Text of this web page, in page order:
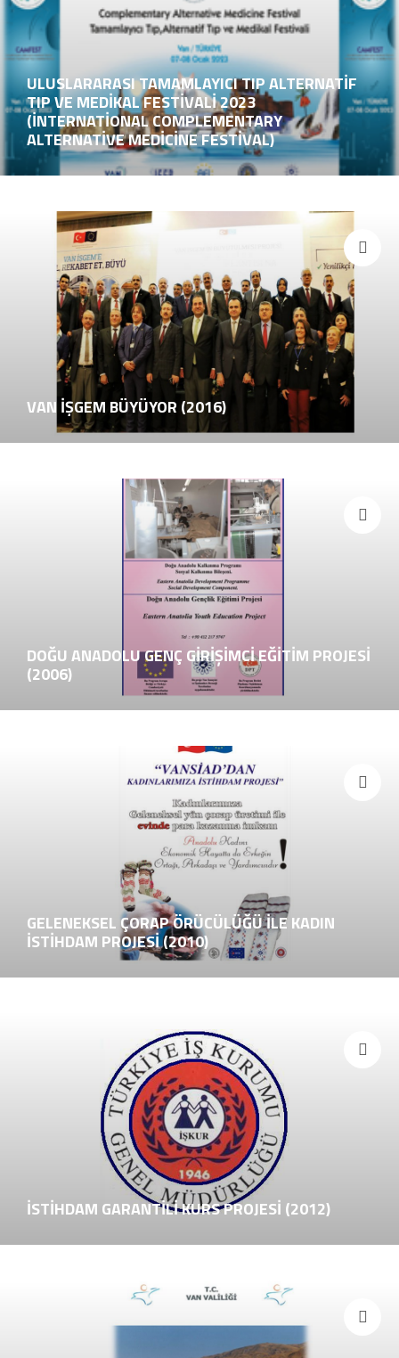
ULUSLARARASI TAMAMLAYICI TIP ALTERNATİF
TIP VE MEDİKAL FESTİVALİ 2023
(İNTERNATİONAL COMPLEMENTARY
ALTERNATİVE MEDİCİNE FESTİVAL)
VAN İŞGEM BÜYÜYOR (2016)
DOĞU ANADOLU GENÇ GİRİŞİMCİ EĞİTİM PROJESİ
(2006)
GELENEKSEL ÇORAP ÖRÜCÜLÜĞÜ İLE KADIN
İSTİHDAM PROJESİ (2010)
İSTİHDAM GARANTİLİ KURS PROJESİ (2012)